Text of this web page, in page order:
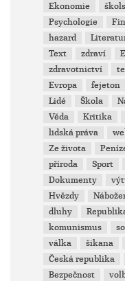
Ekonomie
Psychologie
hazard
Text
zdraví
zdravotnictví
Evropa
fejeton
Lidé
Škola
Věda
Kritika
lidská práva
Ze života
příroda
Sport
Dokumenty
Hvězdy
dluhy
komunismus
válka
šikana
Česká republika
Bezpečnost